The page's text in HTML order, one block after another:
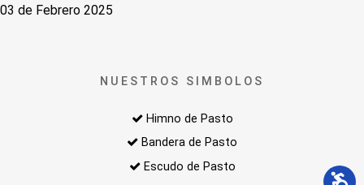
03 de Febrero 2025
NUESTROS SIMBOLOS
Himno de Pasto
Bandera de Pasto
Escudo de Pasto